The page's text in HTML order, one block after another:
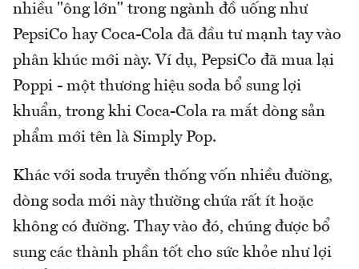
nhiều "ông lớn" trong ngành đồ uống như
PepsiCo hay Coca-Cola đã đầu tư mạnh tay vào
phân khúc mới này. Ví dụ, PepsiCo đã mua lại
Poppi - một thương hiệu soda bổ sung lợi
khuẩn, trong khi Coca-Cola ra mắt dòng sản
phẩm mới tên là Simply Pop.
Khác với soda truyền thống vốn nhiều đường,
dòng soda mới này thường chứa rất ít hoặc
không có đường. Thay vào đó, chúng được bổ
sung các thành phần tốt cho sức khỏe như lợi